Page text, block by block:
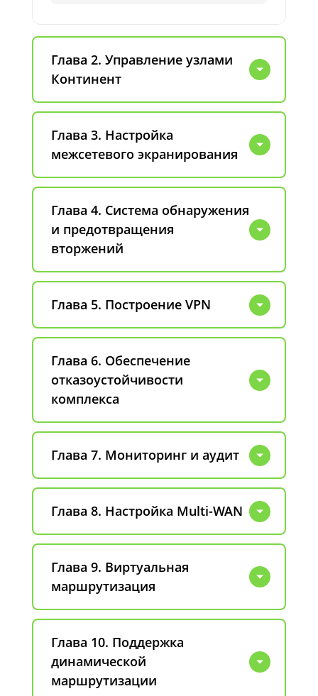
Глава 2. Управление узлами
Континент
Глава 3. Настройка
межсетевого экранирования
Глава 4. Система обнаружения
и предотвращения
вторжений
Глава 5. Построение VPN
Глава 6. Обеспечение
отказоустойчивости
комплекса
Глава 7. Мониторинг и аудит
Глава 8. Настройка Multi-WAN
Глава 9. Виртуальная
маршрутизация
Глава 10. Поддержка
динамической
маршрутизации